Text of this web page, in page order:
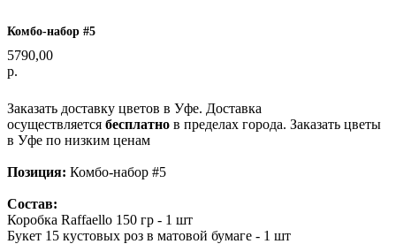
Комбо-набор #5
5790,00
р.
Заказать доставку цветов в Уфе. Доставка
осуществляется бесплатно в пределах города. Заказать цветы
в Уфе по низким ценам
Позиция: Комбо-набор #5
Состав:
Коробка Raffaello 150 гр - 1 шт
Букет 15 кустовых роз в матовой бумаге - 1 шт